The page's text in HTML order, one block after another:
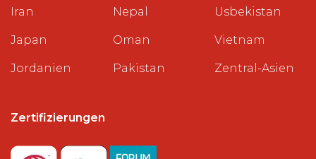
Iran
Japan
Jordanien
Nepal
Oman
Pakistan
Usbekistan
Vietnam
Zentral-Asien
Zertifizierungen